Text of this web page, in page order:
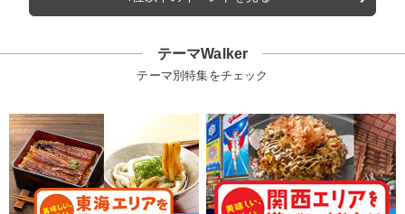
テーマWalker
テーマ別特集をチェック